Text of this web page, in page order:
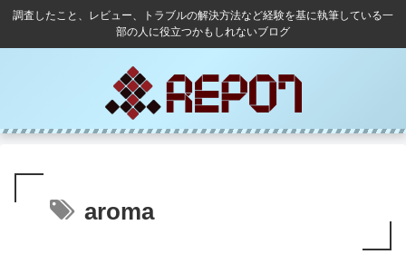
調査したこと、レビュー、トラブルの解決方法など経験を基に執筆している一
部の人に役立つかもしれないブログ
aroma